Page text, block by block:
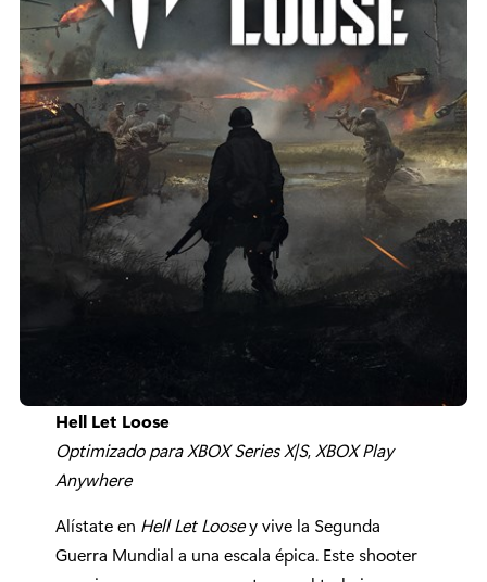
Hell Let Loose
Optimizado para XBOX Series X|S,XBOX Play
Anywhere
Alístate en Hell Let Loosey vive la Segunda
Guerra Mundial a una escala épica. Este shooter